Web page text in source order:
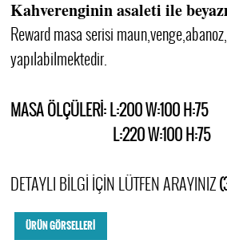
Kahverenginin asaleti ile
Reward masa serisi
yapılabilmektedir.
MASA ÖLÇÜLERİ: L:200 W:100 H:75
L:220 W:100 H:75
DETAYLI BİLGİ İÇİN LÜTFEN ARAYINIZ
ÜRÜN GÖRSELLERİ